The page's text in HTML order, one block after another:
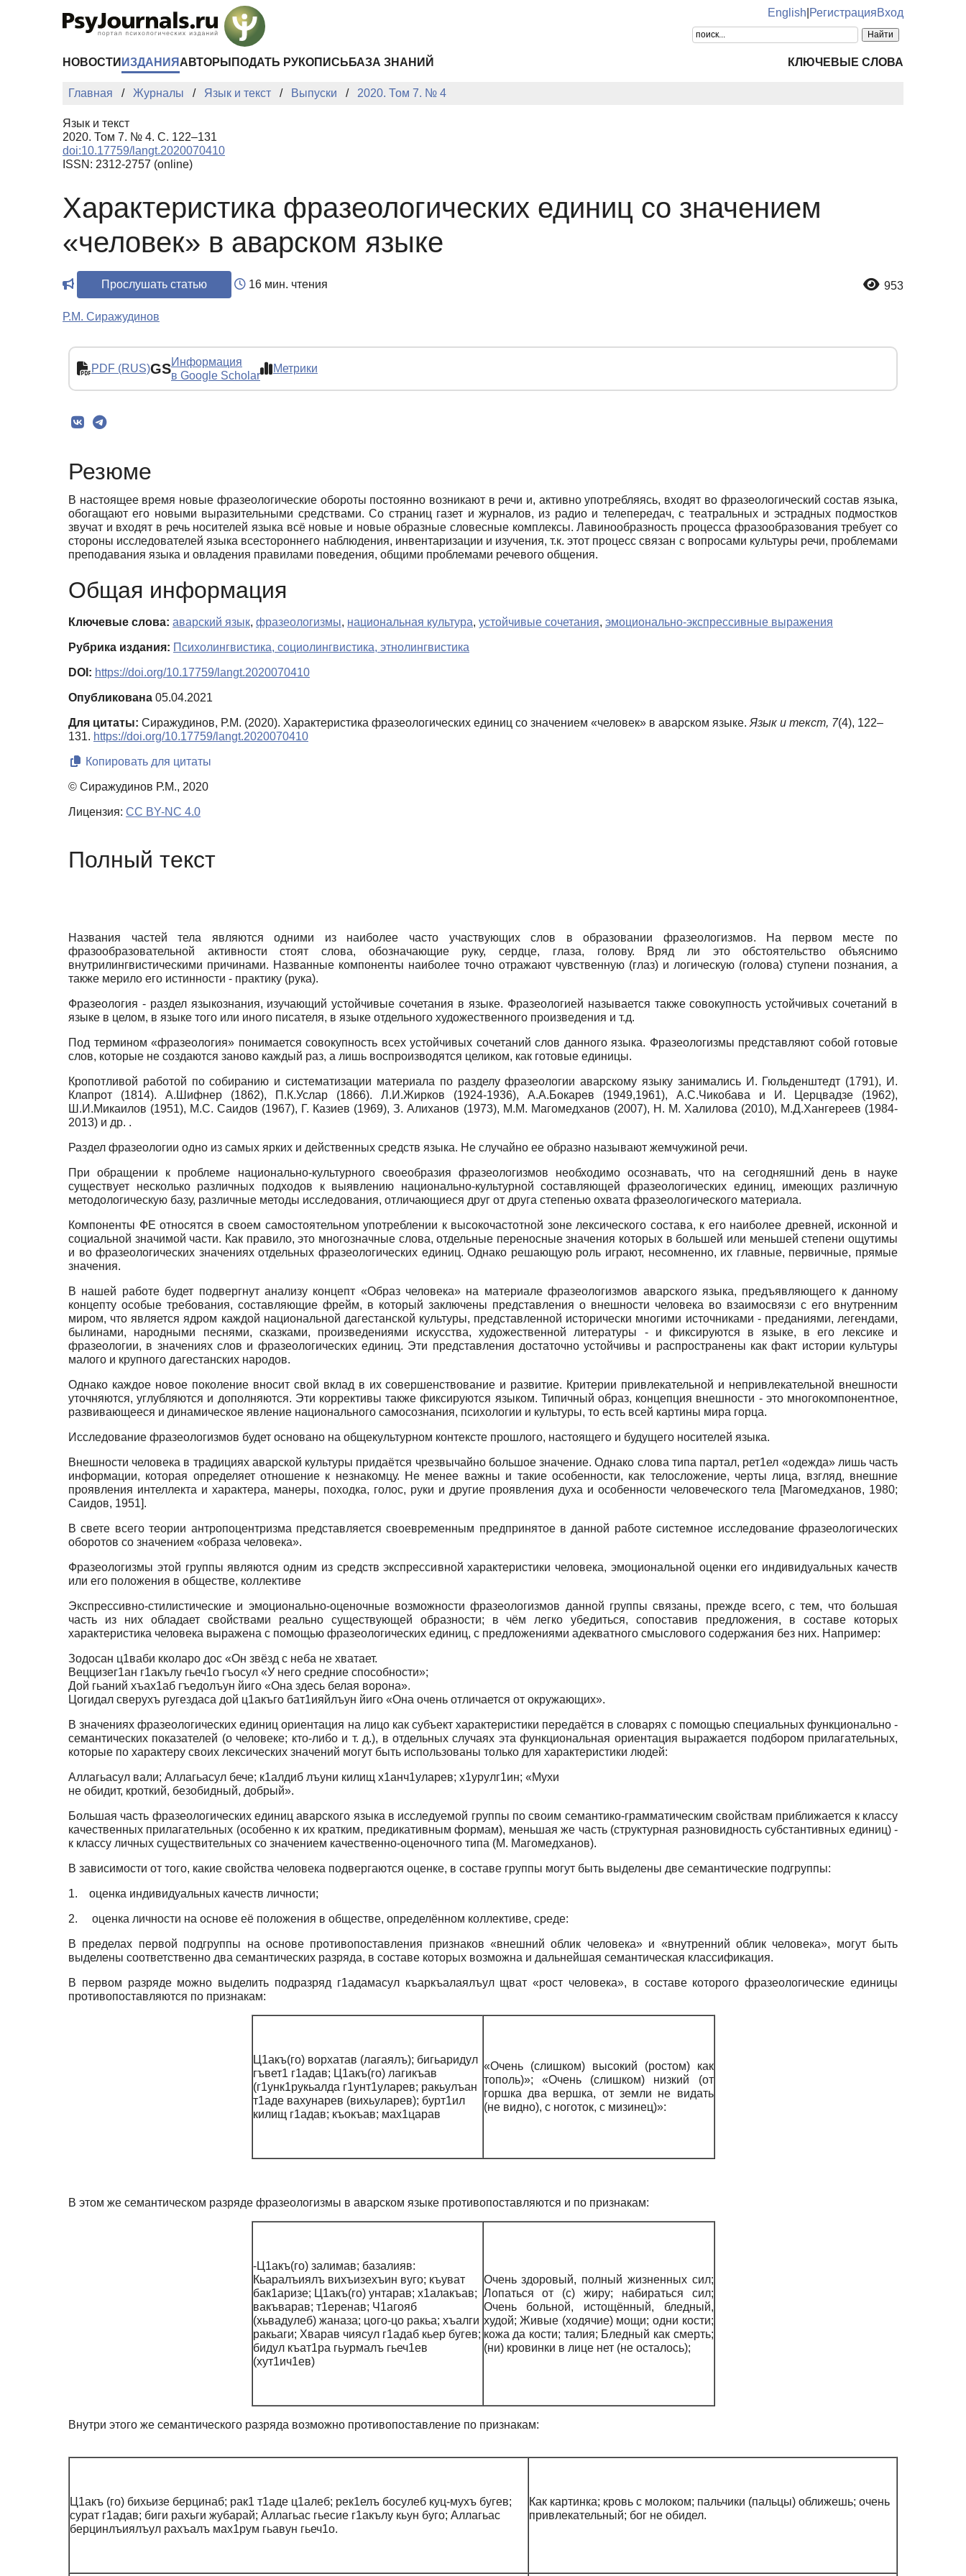
English РегистрацияВход
НОВОСТИ ИЗДАНИЯ АВТОРЫ ПОДАТЬ РУКОПИСЬ БАЗА ЗНАНИЙ КЛЮЧЕВЫЕ СЛОВА
Главная Журналы Язык и текст Выпуски 2020. Том 7. № 4
Язык и текст
2020. Том 7. № 4. С. 122–131
doi:10.17759/langt.2020070410
ISSN: 2312-2757 (online)
Характеристика фразеологических единиц со значением
«человек» в аварском языке
Прослушать статью 16 мин. чтения 953
Р.М. Сиражудинов
PDF (RUS)GSИнформация
в Google Scholar
Метрики
Резюме
В настоящее время новые фразеологические обороты постоянно возникают в речи и, активно употребляясь, входят во фразеологический состав языка,
обогащают его новыми выразительными средствами. Со страниц газет и журналов, из радио и телепередач, с театральных и эстрадных подмостков
звучат и входят в речь носителей языка всё новые и новые образные словесные комплексы. Лавинообразность процесса фразообразования требует со
стороны исследователей языка всестороннего наблюдения, инвентаризации и изучения, т.к. этот процесс связан с вопросами культуры речи, проблемами
преподавания языка и овладения правилами поведения, общими проблемами речевого общения.
Общая информация
Ключевые слова: аварский язык, фразеологизмы, национальная культура, устойчивые сочетания, эмоционально-экспрессивные выражения
Рубрика издания: Психолингвистика, социолингвистика, этнолингвистика
DOI: https://doi.org/10.17759/langt.2020070410
Опубликована 05.04.2021
Для цитаты: Сиражудинов, Р.М. (2020). Характеристика фразеологических единиц со значением «человек» в аварском языке. Язык и текст, 7(4), 122–
131. https://doi.org/10.17759/langt.2020070410
Копировать для цитаты
© Сиражудинов Р.М., 2020
Лицензия: CC BY-NC 4.0
Полный текст
Названия частей тела являются одними из наиболее часто участвующих слов в образовании фразеологизмов. На первом месте по
фразообразовательной активности стоят слова, обозначающие руку, сердце, глаза, голову. Вряд ли это обстоятельство объяснимо
внутрилингвистическими причинами. Названные компоненты наиболее точно отражают чувственную (глаз) и логическую (голова) ступени познания, а
также мерило его истинности - практику (рука).
Фразеология - раздел языкознания, изучающий устойчивые сочетания в языке. Фразеологией называется также совокупность устойчивых сочетаний в
языке в целом, в языке того или иного писателя, в языке отдельного художественного произведения и т.д.
Под термином «фразеология» понимается совокупность всех устойчивых сочетаний слов данного языка. Фразеологизмы представляют собой готовые
слов, которые не создаются заново каждый раз, а лишь воспроизводятся целиком, как готовые единицы.
Кропотливой работой по собиранию и систематизации материала по разделу фразеологии аварскому языку занимались И. Гюльденштедт (1791), И.
Клапрот (1814). А.Шифнер (1862), П.К.Услар (1866). Л.И.Жирков (1924-1936), А.А.Бокарев (1949,1961), А.С.Чикобава и И. Церцвадзе (1962),
Ш.И.Микаилов (1951), М.С. Саидов (1967), Г. Казиев (1969), З. Алиханов (1973), М.М. Магомедханов (2007), Н. М. Халилова (2010), М.Д.Хангереев (1984-
2013) и др. .
Раздел фразеологии одно из самых ярких и действенных средств языка. Не случайно ее образно называют жемчужиной речи.
При обращении к проблеме национально-культурного своеобразия фразеологизмов необходимо осознавать, что на сегодняшний день в науке
существует несколько различных подходов к выявлению национально-культурной составляющей фразеологических единиц, имеющих различную
методологическую базу, различные методы исследования, отличающиеся друг от друга степенью охвата фразеологического материала.
Компоненты ФЕ относятся в своем самостоятельном употреблении к высокочастотной зоне лексического состава, к его наиболее древней, исконной и
социальной значимой части. Как правило, это многозначные слова, отдельные переносные значения которых в большей или меньшей степени ощутимы
и во фразеологических значениях отдельных фразеологических единиц. Однако решающую роль играют, несомненно, их главные, первичные, прямые
значения.
В нашей работе будет подвергнут анализу концепт «Образ человека» на материале фразеологизмов аварского языка, предъявляющего к данному
концепту особые требования, составляющие фрейм, в который заключены представления о внешности человека во взаимосвязи с его внутренним
миром, что является ядром каждой национальной дагестанской культуры, представленной исторически многими источниками - преданиями, легендами,
былинами, народными песнями, сказками, произведениями искусства, художественной литературы - и фиксируются в языке, в его лексике и
фразеологии, в значениях слов и фразеологических единиц. Эти представления достаточно устойчивы и распространены как факт истории культуры
малого и крупного дагестанских народов.
Однако каждое новое поколение вносит свой вклад в их совершенствование и развитие. Критерии привлекательной и непривлекательной внешности
уточняются, углубляются и дополняются. Эти коррективы также фиксируются языком. Типичный образ, концепция внешности - это многокомпонентное,
развивающееся и динамическое явление национального самосознания, психологии и культуры, то есть всей картины мира горца.
Исследование фразеологизмов будет основано на общекультурном контексте прошлого, настоящего и будущего носителей языка.
Внешности человека в традициях аварской культуры придаётся чрезвычайно большое значение. Однако слова типа партал, рет1ел «одежда» лишь часть
информации, которая определяет отношение к незнакомцу. Не менее важны и такие особенности, как телосложение, черты лица, взгляд, внешние
проявления интеллекта и характера, манеры, походка, голос, руки и другие проявления духа и особенности человеческого тела [Магомедханов, 1980;
Саидов, 1951].
В свете всего теории антропоцентризма представляется своевременным предпринятое в данной работе системное исследование фразеологических
оборотов со значением «образа человека».
Фразеологизмы этой группы являются одним из средств экспрессивной характеристики человека, эмоциональной оценки его индивидуальных качеств
или его положения в обществе, коллективе
Экспрессивно-стилистические и эмоционально-оценочные возможности фразеологизмов данной группы связаны, прежде всего, с тем, что большая
часть из них обладает свойствами реально существующей образности; в чём легко убедиться, сопоставив предложения, в составе которых
характеристика человека выражена с помощью фразеологических единиц, с предложениями адекватного смыслового содержания без них. Например:
Зодосан ц1ваби кколаро дос «Он звёзд с неба не хватает.
Веццизег1ан г1акълу гьеч1о гъосул «У него средние способности»;
Дой гьаний хъах1аб гъедолъун йиго «Она здесь белая ворона».
Цогидал сверухъ ругездаса дой ц1акъго бат1ияйлъун йиго «Она очень отличается от окружающих».
В значениях фразеологических единиц ориентация на лицо как субъект характеристики передаётся в словарях с помощью специальных функционально -
семантических показателей (о человеке; кто-либо и т. д.), в отдельных случаях эта функциональная ориентация выражается подбором прилагательных,
которые по характеру своих лексических значений могут быть использованы только для характеристики людей:
Аллагьасул вали; Аллагьасул бече; к1алдиб лъуни килищ х1анч1уларев; х1урулг1ин; «Мухи
не обидит, кроткий, безобидный, добрый».
Большая часть фразеологических единиц аварского языка в исследуемой группы по своим семантико-грамматическим свойствам приближается к классу
качественных прилагательных (особенно к их кратким, предикативным формам), меньшая же часть (структурная разновидность субстантивных единиц) -
к классу личных существительных со значением качественно-оценочного типа (М. Магомедханов).
В зависимости от того, какие свойства человека подвергаются оценке, в составе группы могут быть выделены две семантические подгруппы:
1. оценка индивидуальных качеств личности;
2. оценка личности на основе её положения в обществе, определённом коллективе, среде:
В пределах первой подгруппы на основе противопоставления признаков «внешний облик человека» и «внутренний облик человека», могут быть
выделены соответственно два семантических разряда, в составе которых возможна и дальнейшая семантическая классификация.
В первом разряде можно выделить подразряд г1адамасул къаркъалаялъул щват «рост человека», в составе которого фразеологические единицы
противопоставляются по признакам:
Ц1акъ(го) ворхатав (лагаялъ); бигьаридул
гъвет1 г1адав; Ц1акъ(го) лагикъав
(г1унк1рукьалда г1унт1уларев; ракьулъан
т1аде вахунарев (вихьуларев); бурт1ил
килищ г1адав; къокъав; мах1царав
«Очень (слишком) высокий (ростом) как
тополь)»; «Очень (слишком) низкий (от
горшка два вершка, от земли не видать
(не видно), с ноготок, с мизинец)»:
В этом же семантическом разряде фразеологизмы в аварском языке противопоставляются и по признакам:
-Ц1акъ(го) залимав; базалияв:
Кьаралъиялъ вихъизехъин вуго; къуват
бак1аризе; Ц1акъ(го) унтарав; х1алакъав;
вакъварав; т1еренав; Ч1агояб
(хьвадулеб) жаназа; цого-цо ракьа; хъалги
ракьаги; Хварав чиясул г1адаб кьер бугев;
бидул къат1ра гьурмалъ гьеч1ев
(хут1ич1ев)
Очень здоровый, полный жизненных сил;
Лопаться от (с) жиру; набираться сил;
Очень больной, истощённый, бледный,
худой; Живые (ходячие) мощи; одни кости;
кожа да кости; талия; Бледный как смерть;
(ни) кровинки в лице нет (не осталось);
Внутри этого же семантического разряда возможно противопоставление по признакам:
Ц1акъ (го) бихьизе берцинаб; рак1 т1аде ц1алеб; рек1елъ босулеб куц-мухъ бугев;
сурат г1адав; биги рахьги жубарай; Аллагьас гьесие г1акълу кьун буго; Аллагьас
берцинлъиялъул рахъалъ мах1рум гьавун гьеч1о.
Как картинка; кровь с молоком; пальчики (пальцы) оближешь; очень
привлекательный; бог не обидел.